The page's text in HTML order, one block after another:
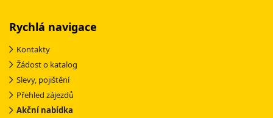
Rychlá navigace
Kontakty
Žádost o katalog
Slevy, pojištění
Přehled zájezdů
Akční nabídka